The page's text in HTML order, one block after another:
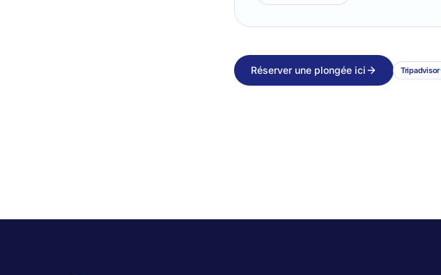
Réserver une plongée ici Tripadvisor